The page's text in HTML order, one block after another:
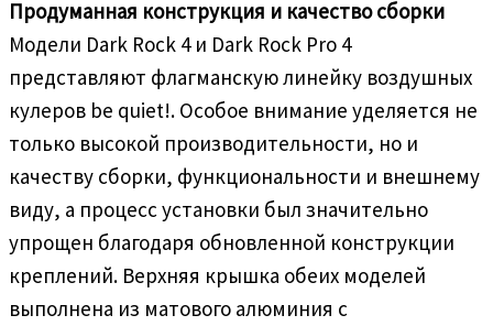
Продуманная конструкция и качество сборки
Модели Dark Rock 4 и Dark Rock Pro 4
представляют флагманскую линейку воздушных
кулеров be quiet!. Особое внимание уделяется не
только высокой производительности, но и
качеству сборки, функциональности и внешнему
виду, а процесс установки был значительно
упрощен благодаря обновленной конструкции
креплений. Верхняя крышка обеих моделей
выполнена из матового алюминия с